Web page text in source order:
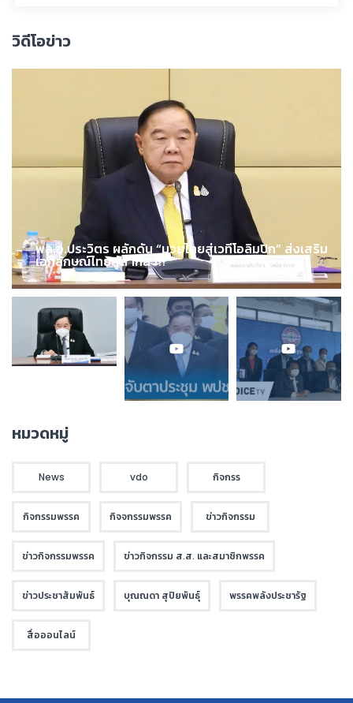
วิดีโอข่าว
พล.อ.ประวิตร ผลักดัน “มวยไทยสู่เวทีโอลิมปิก” ส่งเสริม
เอกลักษณ์ไทยสู่สากล !!!
หมวดหมู่
News vdo กิจกรร
กิจกรรมพรรค กิจจกรรมพรรค ข่าวกิจกรรม
ข่าวกิจกรรมพรรค ข่าวกิจกรรม ส.ส. และสมาชิกพรรค
ข่าวประชาสัมพันธ์ บุณณดา สุปิยพันธุ์ พรรคพลังประชารัฐ
สื่อออนไลน์